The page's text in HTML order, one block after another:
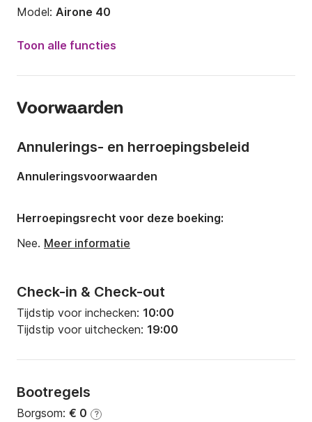
Model: Airone 40
Motorkracht:
520pk
Capaciteit aan boord:
Toon alle functies
Voorwaarden
Check-in & Check-out
Tijdstip voor inchecken: 10:00
Tijdstip voor uitchecken: 19:00
Bootregels
Borgsom: € 0 ?
Annulerings- en herroepingsbeleid
Annuleringsvoorwaarden
Herroepingsrecht voor deze boeking:
Nee. Meer informatie